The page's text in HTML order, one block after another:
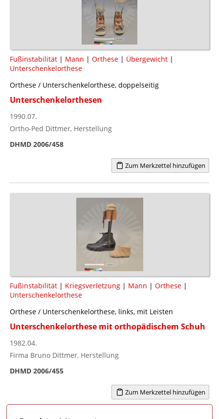
Fußinstabilität | Mann | Orthese | Übergewicht |
Unterschenkelorthese
Orthese / Unterschenkelorthese, doppelseitig
Unterschenkelorthesen
1990.07.
Ortho-Ped Dittmer, Herstellung
DHMD 2006/458
Zum Merkzettel hinzufügen
Fußinstabilität | Kriegsverletzung | Mann | Orthese |
Unterschenkelorthese
Orthese / Unterschenkelorthese, links, mit Leisten
Unterschenkelorthese mit orthopädischem Schuh
1982.04.
Firma Bruno Dittmer, Herstellung
DHMD 2006/455
Zum Merkzettel hinzufügen